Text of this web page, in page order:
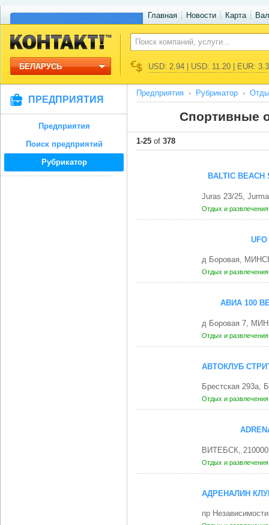
Главная Новости Карта
БЕЛАРУСЬ USD: 2.94 | USD: 11.20 | EUR:
ПРЕДПРИЯТИЯ
Предприятия
Поиск предприятий
Рубрикатор
Предприятия Рубрикатор
Спортивные
1-25 of 378
BALTIC
Juras 23/25,
Отдых и
д Боровая,
Отдых и
АВИА 100
д Боровая 7,
Отдых и
АВТОКЛУБ
Брестская
Отдых и
ВИТЕБСК, 210000
Отдых и
АДРЕНАЛИН
пр